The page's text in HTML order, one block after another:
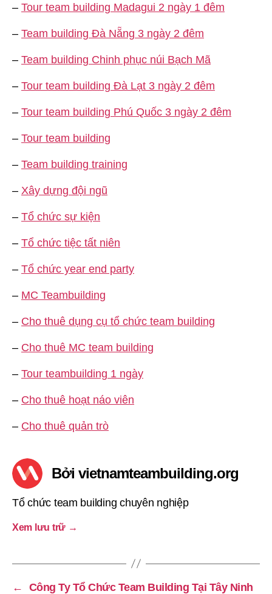
– Tour team building Madagui 2 ngày 1 đêm
– Team building Đà Nẵng 3 ngày 2 đêm
– Team building Chinh phục núi Bạch Mã
– Tour team building Đà Lạt 3 ngày 2 đêm
– Tour team building Phú Quốc 3 ngày 2 đêm
– Tour team building
– Team building training
– Xây dựng đội ngũ
– Tổ chức sự kiện
– Tổ chức tiệc tất niên
– Tổ chức year end party
– MC Teambuilding
– Cho thuê dụng cụ tổ chức team building
– Cho thuê MC team building
– Tour teambuilding 1 ngày
– Cho thuê hoạt náo viên
– Cho thuê quản trò
Bởi vietnamteambuilding.org
Tổ chức team building chuyên nghiệp
Xem lưu trữ →
←
Công Ty Tổ Chức Team Building Tại Tây Ninh